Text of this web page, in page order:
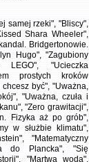
samej rzeki", "Bliscy",
Shara Wheeler",
Bridgertonowie.
Hugo", "Zagubiony
LEGO", "Ucieczka
prostych kroków
być", "Uważna,
"Uważna, czuła i
"Zero grawitacji",
Fizyka aż po grób",
w służbie klimatu",
"Matematyczny
do Plancka", "Się
"Martwa woda",